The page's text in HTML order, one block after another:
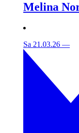
Melina
Sa 21.03.26 —